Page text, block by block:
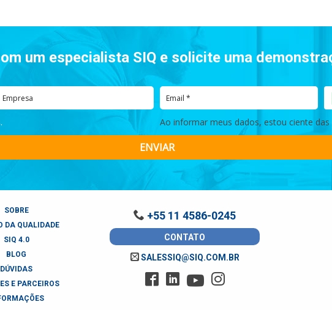
um especialista SIQ e solicite uma
Ao informar meus dados, estou ciente das
ENVIAR
SOBRE
DA QUALIDADE
SIQ 4.0
BLOG
DÚVIDAS
E PARCEIROS
+55 11 4586-0245
CONTATO
SALESSIQ@SIQ.COM.BR